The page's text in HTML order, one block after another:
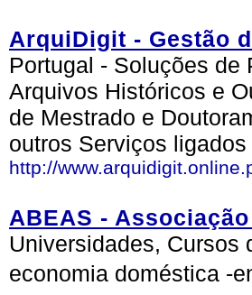
ArquiDigit - Gestão
Portugal - Soluções de
Arquivos Históricos e
de Mestrado e
outros Serviços
http://
ABEAS -
Universidades, Cursos
economia doméstica -